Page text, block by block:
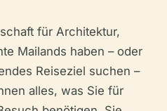
für Architektur,
Mailands haben – oder
Reiseziel suchen –
alles, was Sie für